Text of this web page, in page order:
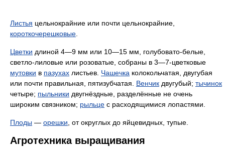
Листья цельнокрайние или почти цельнокрайние,
короткочерешковые
Цветки длиной 4—9 мм или 10—15 мм, голубовато-белые,
светло-лиловые или розоватые, собраны в 3—7-цветковые
мутовки в пазухах листьев. Чашечка колокольчатая, двугубая
или почти правильная, пятизубчатая. Венчик двугубый; тычинок
четыре; пыльники двугнёздные, разделённые не очень
широким связником; рыльце с расходящимися лопастями.
Плоды — орешки , от округлых до яйцевидных, тупые.
Агротехника выращивания